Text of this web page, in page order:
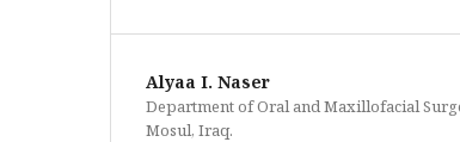
Alyaa I. Naser
Department of Oral and Maxillofacial
Mosul, Iraq.